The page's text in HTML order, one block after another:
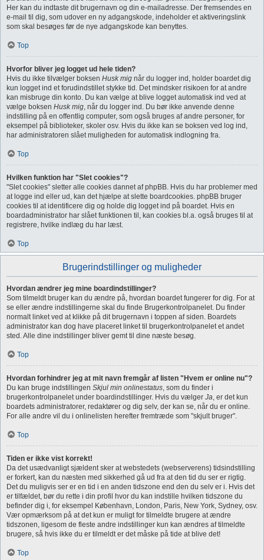
Her kan du indtaste dit brugernavn og din e-mailadresse. Der fremsendes en
e-mail til dig, som udover en ny adgangskode, indeholder et aktiveringslink
som skal besøges før de nye adgangskode kan benyttes.
Top
Hvorfor bliver jeg logget ud hele tiden?
Hvis du ikke tilvælger boksen Husk mig når du logger ind, holder boardet dig
kun logget ind et forudindstillet stykke tid. Det mindsker risikoen for at andre
kan misbruge din konto. Du kan vælge at blive logget automatisk ind ved at
vælge boksen Husk mig, når du logger ind. Du bør ikke anvende denne
indstilling på en offentlig computer, som også bruges af andre personer, for
eksempel på biblioteker, skoler osv. Hvis du ikke kan se boksen ved log ind,
har administratoren slået muligheden for automatisk indlogning fra.
Top
Hvilken funktion har "Slet cookies"?
"Slet cookies" sletter alle cookies dannet af phpBB. Hvis du har problemer med
at logge ind eller ud, kan det hjælpe at slette boardcookies. phpBB bruger
cookies til at identificere dig og holde dig logget ind på boardet. Hvis en
boardadministrator har slået funktionen til, kan cookies bl.a. også bruges til at
registrere, hvilke indlæg du har læst.
Top
Brugerindstillinger og muligheder
Hvordan ændrer jeg mine boardindstillinger?
Som tilmeldt bruger kan du ændre på, hvordan boardet fungerer for dig. For at
se eller ændre indstillingerne skal du finde Brugerkontrolpanelet. Du finder
normalt linket ved at klikke på dit brugernavn i toppen af siden. Boardets
administrator kan dog have placeret linket til brugerkontrolpanelet et andet
sted. Alle dine indstillinger bliver gemt til dine næste besøg.
Top
Hvordan forhindrer jeg at mit navn fremgår af listen "Hvem er online nu"?
Du kan bruge indstillingen Skjul min onlinestatus, som du finder i
brugerkontrolpanelet under boardindstillinger. Hvis du vælger Ja, er det kun
boardets administratorer, redaktører og dig selv, der kan se, når du er online.
For alle andre vil du i onlinelisten herefter fremtræde som "skjult bruger".
Top
Tiden er ikke vist korrekt!
Da det usædvanligt sjældent sker at webstedets (webserverens) tidsindstilling
er forkert, kan du næsten med sikkerhed gå ud fra at den tid du ser er rigtig.
Det du muligvis ser er en tid i en anden tidszone end den du selv er i. Hvis det
er tilfældet, bør du rette i din profil hvor du kan indstille hvilken tidszone du
befinder dig i, for eksempel København, London, Paris, New York, Sydney, osv.
Vær opmærksom på at det kun er muligt for tilmeldte brugere at ændre
tidszonen, ligesom de fleste andre indstillinger kun kan ændres af tilmeldte
brugere, så hvis ikke du er tilmeldt er det måske på tide at blive det!
Top